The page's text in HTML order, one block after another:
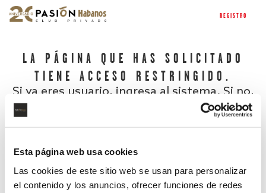
Esta página web usa cookies
Las cookies de este sitio web se usan para personalizar
el contenido y los anuncios, ofrecer funciones de redes
REGISTRO
LA PÁGINA QUE HAS SOLICITADO
TIENE ACCESO RESTRINGIDO.
Si ya eres usuario, ingresa al sistema. Si no,